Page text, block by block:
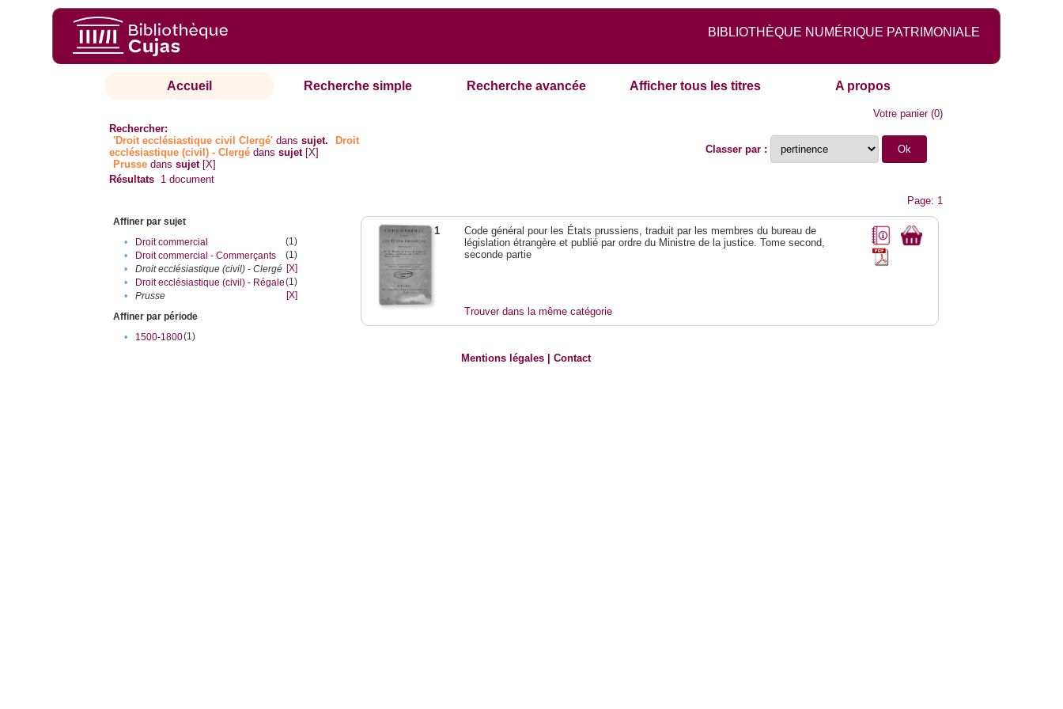
BIBLIOTHÈQUE NUMÉRIQUE PATRIMONIALE
Accueil Recherche simple Recherche avancée Afficher tous les titres A propos
Votre panier(0)
Rechercher:
'Droit ecclésiastique civil Clergé' danssujet.
Droit
ecclésiastique (civil) - Clergé danssujet [X]
Prusse danssujet [X]
Classer par :
Résultats 1 document
Page: 1
Affiner par sujet
•
Droit commercial
(1)
•
Droit commercial - Commerçants
(1)
•
Droit ecclésiastique (civil) - Clergé [X]
•
Droit ecclésiastique (civil) - Régale(1)
•
Prusse
[X]
Affiner par période
•
1500-1800(1)
1
Code général pour les États prussiens, traduit par les membres du bureau de
législation étrangère et publié par ordre du Ministre de la justice. Tome second,
seconde partie
Trouver dans la même catégorie
Mentions légales |Contact